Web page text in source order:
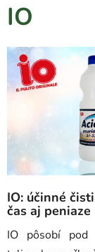
IO
IO: účinné
čas aj peniaze
IO pôsobí pod